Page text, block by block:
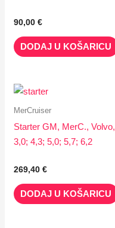
90,00€
DODAJ U KOŠARICU
MerCruiser
Starter GM, MerC., Volvo,
3,0; 4,3; 5,0; 5,7; 6,2
269,40€
DODAJ U KOŠARICU